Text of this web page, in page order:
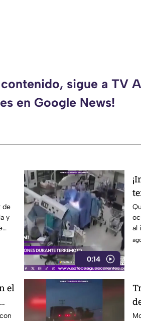
sigue a TV
en Google News!
de
y
0:14
al
el